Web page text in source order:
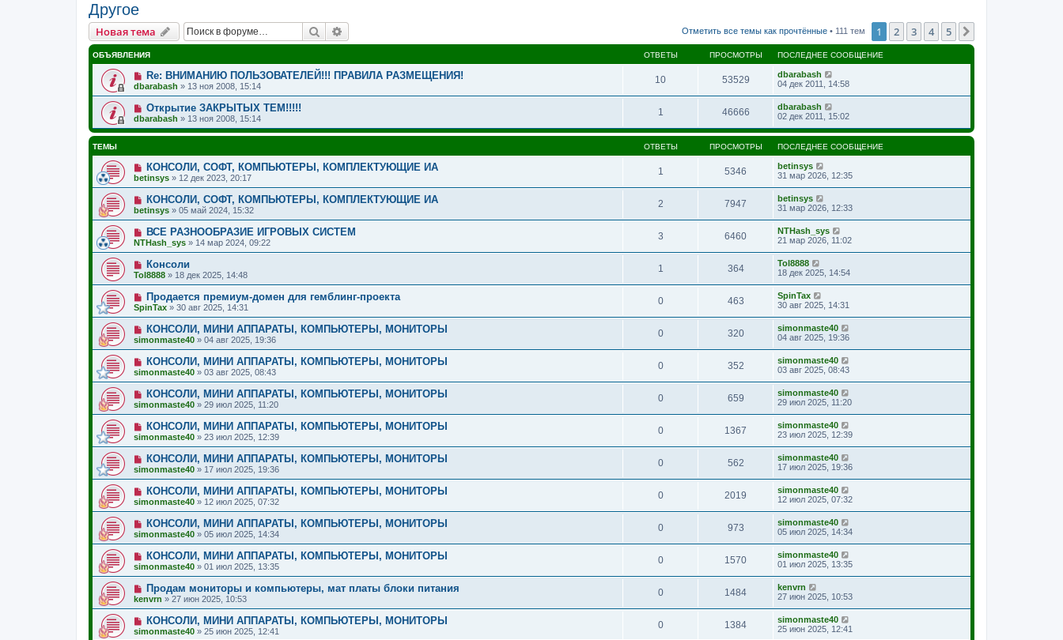
Другое
Новая тема Поиск Отметить все темы как прочтённые • 111 тем 1 2 3 4 5
ОБЪЯВЛЕНИЯ ОТВЕТЫ ПРОСМОТРЫ ПОСЛЕДНЕЕ СООБЩЕНИЕ
Re: ВНИМАНИЮ ПОЛЬЗОВАТЕЛЕЙ!!! ПРАВИЛА РАЗМЕЩЕНИЯ!
dbarabash » 13 ноя 2008, 15:14
10 53529
dbarabash
04 дек 2011, 14:58
Открытие ЗАКРЫТЫХ ТЕМ!!!!!
dbarabash » 13 ноя 2008, 15:14
1 46666
dbarabash
02 дек 2011, 15:02
ТЕМЫ ОТВЕТЫ ПРОСМОТРЫ ПОСЛЕДНЕЕ СООБЩЕНИЕ
КОНСОЛИ, СОФТ, КОМПЬЮТЕРЫ, КОМПЛЕКТУЮЩИЕ ИА
betinsys » 12 дек 2023, 20:17
1 5346
betinsys
31 мар 2026, 12:35
КОНСОЛИ, СОФТ, КОМПЬЮТЕРЫ, КОМПЛЕКТУЮЩИЕ ИА
betinsys » 05 май 2024, 15:32
2 7947
betinsys
31 мар 2026, 12:33
ВСЕ РАЗНООБРАЗИЕ ИГРОВЫХ СИСТЕМ
NTHash_sys » 14 мар 2024, 09:22
3 6460
NTHash_sys
21 мар 2026, 11:02
Консоли
Tol8888 » 18 дек 2025, 14:48
1 364
Tol8888
18 дек 2025, 14:54
Продается премиум-домен для гемблинг-проекта
SpinTax » 30 авг 2025, 14:31
0 463
SpinTax
30 авг 2025, 14:31
КОНСОЛИ, МИНИ АППАРАТЫ, КОМПЬЮТЕРЫ, МОНИТОРЫ
simonmaste40 » 04 авг 2025, 19:36
0 320
simonmaste40
04 авг 2025, 19:36
КОНСОЛИ, МИНИ АППАРАТЫ, КОМПЬЮТЕРЫ, МОНИТОРЫ
simonmaste40 » 03 авг 2025, 08:43
0 352
simonmaste40
03 авг 2025, 08:43
КОНСОЛИ, МИНИ АППАРАТЫ, КОМПЬЮТЕРЫ, МОНИТОРЫ
simonmaste40 » 29 июл 2025, 11:20
0 659
simonmaste40
29 июл 2025, 11:20
КОНСОЛИ, МИНИ АППАРАТЫ, КОМПЬЮТЕРЫ, МОНИТОРЫ
simonmaste40 » 23 июл 2025, 12:39
0 1367
simonmaste40
23 июл 2025, 12:39
КОНСОЛИ, МИНИ АППАРАТЫ, КОМПЬЮТЕРЫ, МОНИТОРЫ
simonmaste40 » 17 июл 2025, 19:36
0 562
simonmaste40
17 июл 2025, 19:36
КОНСОЛИ, МИНИ АППАРАТЫ, КОМПЬЮТЕРЫ, МОНИТОРЫ
simonmaste40 » 12 июл 2025, 07:32
0 2019
simonmaste40
12 июл 2025, 07:32
КОНСОЛИ, МИНИ АППАРАТЫ, КОМПЬЮТЕРЫ, МОНИТОРЫ
simonmaste40 » 05 июл 2025, 14:34
0 973
simonmaste40
05 июл 2025, 14:34
КОНСОЛИ, МИНИ АППАРАТЫ, КОМПЬЮТЕРЫ, МОНИТОРЫ
simonmaste40 » 01 июл 2025, 13:35
0 1570
simonmaste40
01 июл 2025, 13:35
Продам мониторы и компьютеры, мат платы блоки питания
kenvrn » 27 июн 2025, 10:53
0 1484
kenvrn
27 июн 2025, 10:53
КОНСОЛИ, МИНИ АППАРАТЫ, КОМПЬЮТЕРЫ, МОНИТОРЫ
simonmaste40 » 25 июн 2025, 12:41
0 1384
simonmaste40
25 июн 2025, 12:41